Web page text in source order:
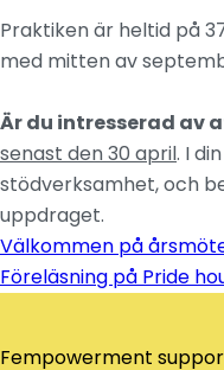
Praktiken är heltid på
med mitten av
Är du intresserad av
senast den 30 april. I
stödverksamhet, och
uppdraget.
Навигация
по
записям
Välkommen på
Föreläsning på Pride
Fempowerment